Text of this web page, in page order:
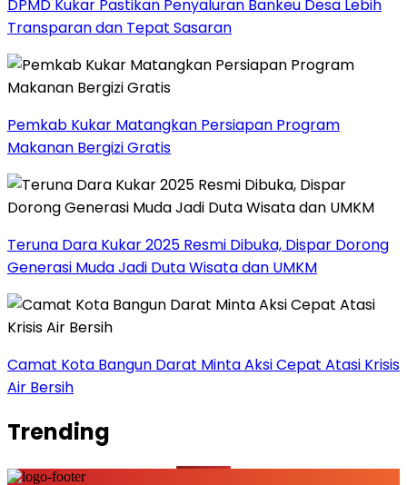
DPMD Kukar Pastikan Penyaluran Bankeu Desa Lebih
Transparan dan Tepat Sasaran
Pemkab Kukar Matangkan Persiapan Program
Makanan Bergizi Gratis
Teruna Dara Kukar 2025 Resmi Dibuka, Dispar Dorong
Generasi Muda Jadi Duta Wisata dan UMKM
Camat Kota Bangun Darat Minta Aksi Cepat Atasi Krisis
Air Bersih
Trending